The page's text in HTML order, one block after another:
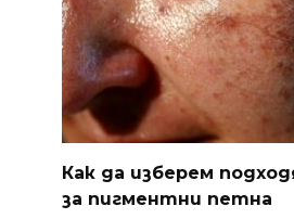
Как да изберем
за пигментни петна